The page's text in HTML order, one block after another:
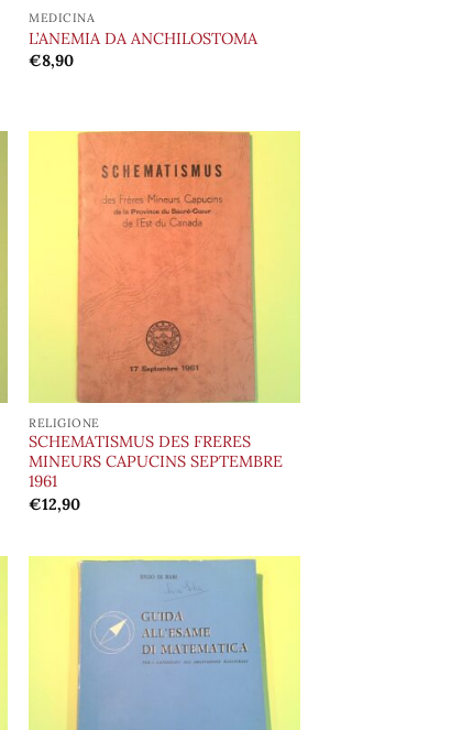
MEDICINA
L’ANEMIA DA ANCHILOSTOMA
€8,90
RELIGIONE
SCHEMATISMUS DES FRERES
MINEURS CAPUCINS SEPTEMBRE
1961
€12,90
Aggiungi
alla lista
dei
desideri